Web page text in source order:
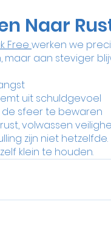
Naar
Free werken we
maar aan steviger
uit schuldgevoel
de sfeer te bewaren
volwassen
zijn niet hetzelfde.
klein te houden.